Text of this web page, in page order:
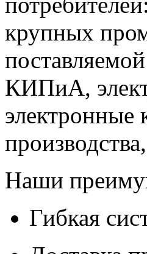
крупных
КИПиА,
электронные
Наши
Гибкая